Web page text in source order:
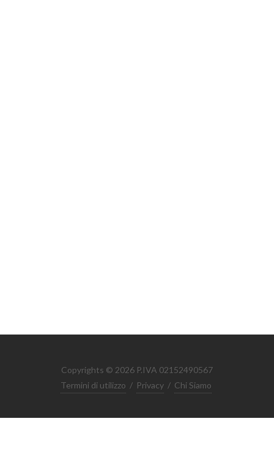
Copyrights © 2026 P.IVA 02152490567
Termini di utilizzo / Privacy / Chi Siamo